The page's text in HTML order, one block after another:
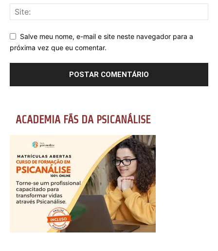
Salve meu nome, e-mail e site neste navegador para a
próxima vez que eu comentar.
ACADEMIA FÃS DA PSICANÁLISE